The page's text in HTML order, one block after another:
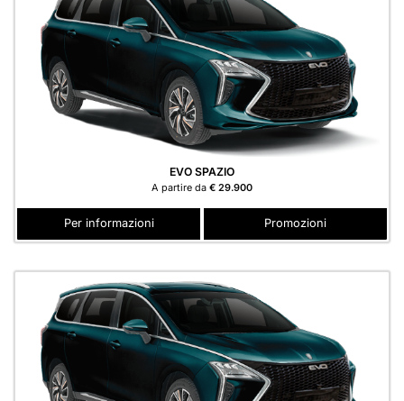
EVO SPAZIO
A partire da € 29.900
Per informazioni Promozioni